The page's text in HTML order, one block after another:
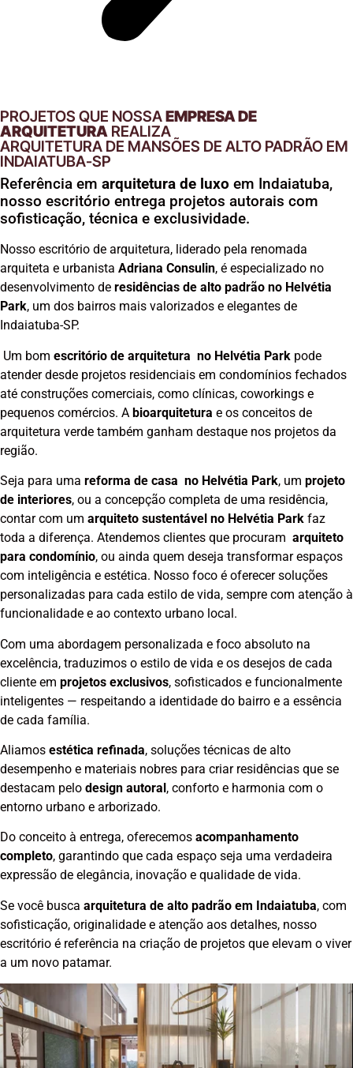
PROJETOS QUE NOSSAEMPRESA DE
ARQUITETURA REALIZA
ARQUITETURA DE MANSÕES DE ALTO PADRÃO EM
INDAIATUBA-SP
Referência em arquitetura de luxo em Indaiatuba,
nosso escritório entrega projetos autorais com
sofisticação, técnica e exclusividade.
Nosso escritório de arquitetura, liderado pela renomada
arquiteta e urbanista Adriana Consulin, é especializado no
desenvolvimento de residências de alto padrão no Helvétia
Park, um dos bairros mais valorizados e elegantes de
Indaiatuba-SP.
Um bom escritório de arquitetura no Helvétia Park pode
atender desde projetos residenciais em condomínios fechados
até construções comerciais, como clínicas, coworkings e
pequenos comércios. A bioarquitetura e os conceitos de
arquitetura verde também ganham destaque nos projetos da
região.
Seja para uma reforma de casa no Helvétia Park, um projeto
de interiores, ou a concepção completa de uma residência,
contar com um arquiteto sustentável no Helvétia Park faz
toda a diferença. Atendemos clientes que procuram arquiteto
para condomínio, ou ainda quem deseja transformar espaços
com inteligência e estética. Nosso foco é oferecer soluções
personalizadas para cada estilo de vida, sempre com atenção à
funcionalidade e ao contexto urbano local.
Com uma abordagem personalizada e foco absoluto na
excelência, traduzimos o estilo de vida e os desejos de cada
cliente em projetos exclusivos, sofisticados e funcionalmente
inteligentes — respeitando a identidade do bairro e a essência
de cada família.
Aliamos estética refinada, soluções técnicas de alto
desempenho e materiais nobres para criar residências que se
destacam pelo design autoral, conforto e harmonia com o
entorno urbano e arborizado.
Do conceito à entrega, oferecemos acompanhamento
completo, garantindo que cada espaço seja uma verdadeira
expressão de elegância, inovação e qualidade de vida.
Se você busca arquitetura de alto padrão em Indaiatuba, com
sofisticação, originalidade e atenção aos detalhes, nosso
escritório é referência na criação de projetos que elevam o viver
a um novo patamar.